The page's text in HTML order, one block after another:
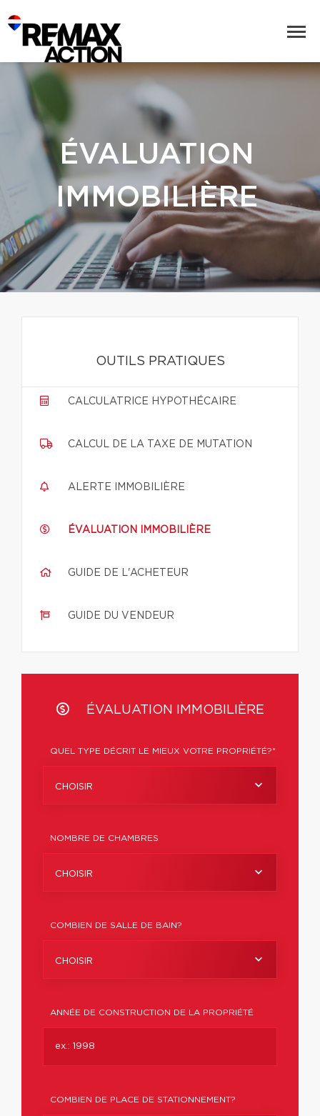
ÉVALUATION
IMMOBILIÈRE
OUTILS PRATIQUES
CALCULATRICE HYPOTHÉCAIRE
CALCUL DE LA TAXE DE MUTATION
ALERTE IMMOBILIÈRE
ÉVALUATION IMMOBILIÈRE
GUIDE DE L'ACHETEUR
GUIDE DU VENDEUR
ÉVALUATION IMMOBILIÈRE
QUEL TYPE DÉCRIT LE MIEUX VOTRE PROPRIÉTÉ?*
CHOISIR
NOMBRE DE CHAMBRES
CHOISIR
COMBIEN DE SALLE DE BAIN?
CHOISIR
ANNÉE DE CONSTRUCTION DE LA PROPRIÉTÉ
COMBIEN DE PLACE DE STATIONNEMENT?